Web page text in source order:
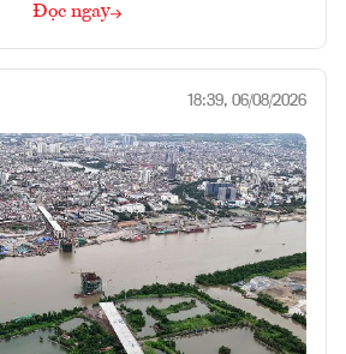
Đọc ngay
18:39, 06/08/2026